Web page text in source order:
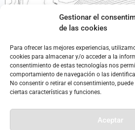
Gestionar el
de las cookies
Para ofrecer las mejores experiencias,
cookies para almacenar y/o acceder a la
consentimiento de estas tecnologías nos
comportamiento de navegación o las
No consentir o retirar el consentimiento,
ciertas características y funciones.
Aceptar
usuarias se pueden apropiar de la
sus vidas. En este caso, hemos